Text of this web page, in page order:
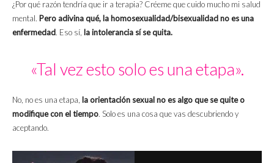
¿Por qué razón tendría que ir a terapia? Créeme que cuido mucho mi salud
mental. Pero adivina qué, la homosexualidad/bisexualidad no es una
enfermedad. Eso sí, la intolerancia sí se quita.
«Tal vez esto solo es una etapa».
No, no es una etapa, la orientación sexual no es algo que se quite o
modifique con el tiempo. Solo es una cosa que vas descubriendo y
aceptando.